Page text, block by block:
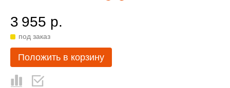
3 955 р.
под заказ
Положить в корзину